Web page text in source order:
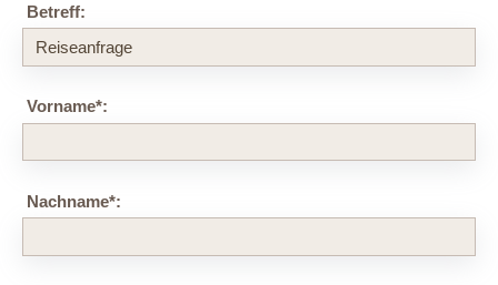
Betreff:
Vorname*:
Nachname*: